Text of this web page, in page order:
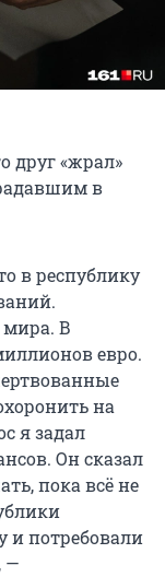
друг «жрал»
в
в республику
мира. В
евро.
на
я задал
Он сказал
пока всё не
и потребовали
—